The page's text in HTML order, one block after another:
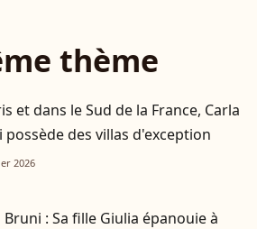
thème
et dans le Sud de la France, Carla
possède des villas d'exception
2026
Bruni : Sa fille Giulia épanouie à